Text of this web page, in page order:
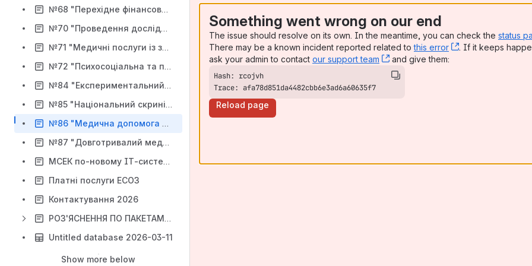
№68 "Перехідне фінансове забезпечення надання медичних послуг закладами охорони здоров’я"
№70 "Проведення досліджень з радіоізотопної медичної візуалізації та діагностики (позитронно-емісійної комп’ютерної томографії)"
№71 "Медичні послуги із здійснення забору, кріоконсервації та зберігання репродуктивних клітин військовослужбовців та інших осіб на випадок втрати репродуктивної функції під час виконання обов’язків із оборони держави, захисту Вітчизни та інших покладени
№72 "Психосоціальна та психіатрична допомога дорослим та дітям, що організовується центрами ментального (психічного) здоров'я та мобільними мультидисциплінарними командами"
№84 "Експериментальний проект надання послуги довготривалого медсестринського догляду ВПО"
№85 "Національний скринінг здоров'я 40+"
№86 "Медична допомога дітям, які потребують лікування та постійного спостереження"
№87 "Довготривалий медичний догляд окремим категоріям осіб, які захищали незалежність, суверенітет та територіальну цілісність України"
МСЕК по-новому ІТ-система ЕКОПФО
Платні послуги ЕСОЗ
Контактування 2026
РОЗ'ЯСНЕННЯ ПО ПАКЕТАМ 2023
Untitled database 2026-03-11
Show more below
Something went wrong on our end
The issue should resolve on its own. In the meantime, you can check the status
There may be a known incident reported related tothis error , (opens new
. If it keeps
ask your admin to contact our support team , (opens new window)
and give them:
Trace: afa78d851da4482cbb6e3ad6a60635f7
Reload page